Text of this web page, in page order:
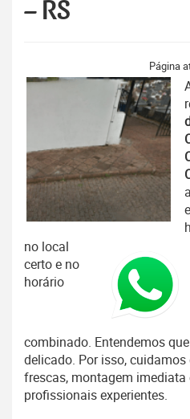
– RS
Página
no local
certo e no
horário
combinado. Entendemos
delicado. Por isso,
frescas, montagem imediata
profissionais experientes.